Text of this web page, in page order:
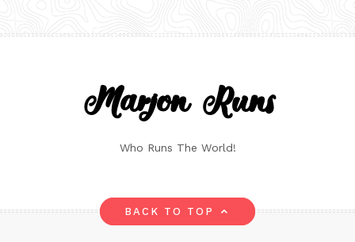
Marjon Runs
Who Runs The World!
BACK TO TOP